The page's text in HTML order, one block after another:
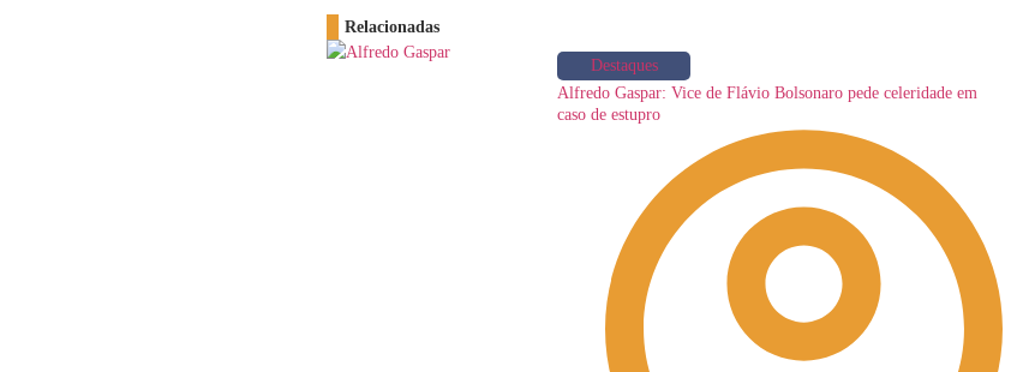
Relacionadas
Destaques
Alfredo Gaspar: Vice de Flávio Bolsonaro pede celeridade em
caso de estupro